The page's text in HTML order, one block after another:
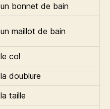
un bonnet de bain
un maillot de bain
le col
la doublure
la taille